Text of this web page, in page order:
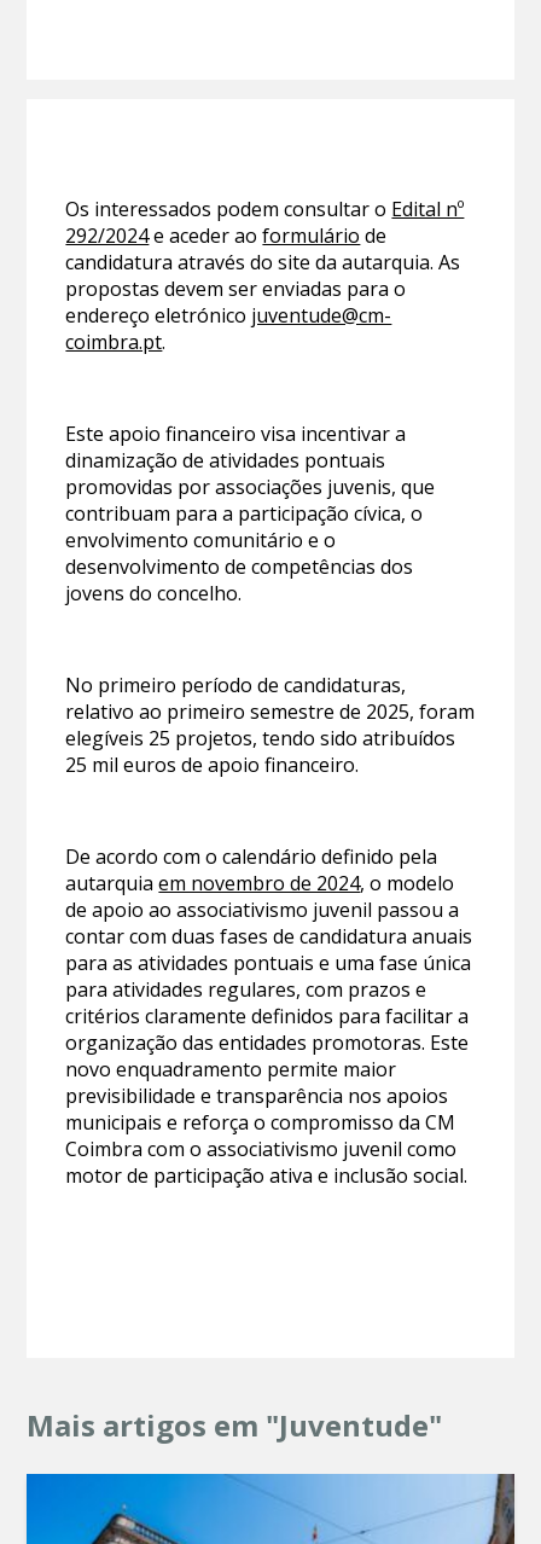
Os interessados podem consultar o Edital nº
292/2024e aceder aoformulário de
candidatura através do site da autarquia. As
propostas devem ser enviadas para o
endereço eletrónico juventude@cm-
coimbra.pt.
Este apoio financeiro visa incentivar a
dinamização de atividades pontuais
promovidas por associações juvenis, que
contribuam para a participação cívica, o
envolvimento comunitário e o
desenvolvimento de competências dos
jovens do concelho.
No primeiro período de candidaturas,
relativo ao primeiro semestre de 2025, foram
elegíveis 25 projetos, tendo sido atribuídos
25 mil euros de apoio financeiro.
De acordo com o calendário definido pela
autarquiaem novembro de 2024, o modelo
de apoio ao associativismo juvenil passou a
contar com duas fases de candidatura anuais
para as atividades pontuais e uma fase única
para atividades regulares, com prazos e
critérios claramente definidos para facilitar a
organização das entidades promotoras. Este
novo enquadramento permite maior
previsibilidade e transparência nos apoios
municipais e reforça o compromisso da CM
Coimbra com o associativismo juvenil como
motor de participação ativa e inclusão social.
Mais artigos em "Juventude"